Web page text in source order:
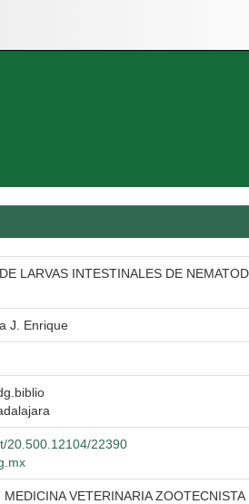
LARVAS INTESTINALES DE
J. Enrique
20.500.12104/22390
MEDICINA VETERINARIA ZOOTECNISTA